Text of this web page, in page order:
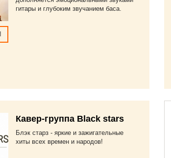
гитары и глубоким звучанием баса.
Кавер-группа Black stars
Блэк старз - яркие и зажигательные
хиты всех времен и народов!